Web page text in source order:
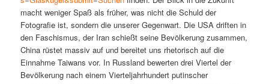
macht weniger Spaß als früher, was nicht die Schuld der
Fotografie ist, sondern die unserer Gegenwart. Die USA driften in
den Faschismus, der Iran schießt seine Bevölkerung zusammen,
China rüstet massiv auf und bereitet uns rhetorisch auf die
Einnahme Taiwans vor. In Russland bewerten drei Viertel der
Bevölkerung nach einem Vierteljahrhundert putinscher